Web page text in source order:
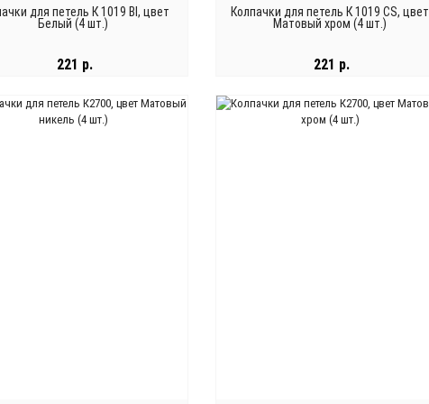
для петель К 1019 BI, цвет
Белый (4 шт.)
221 р.
В КОРЗИНУ
Колпачки для петель К 1019 CS, цвет
Матовый хром (4 шт.)
221 р.
В КОРЗИНУ